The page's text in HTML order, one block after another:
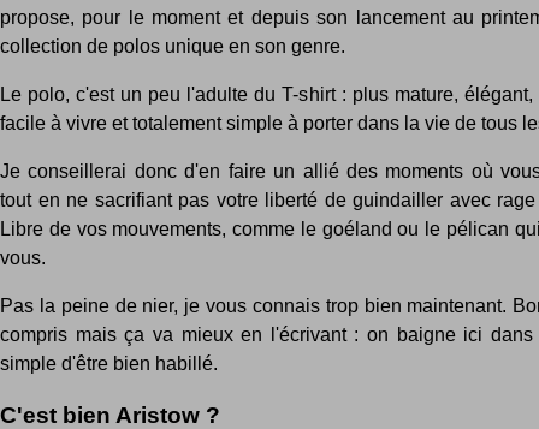
propose, pour le moment et depuis son lancement au
collection de polos unique en son genre.
Le polo, c'est un peu l'adulte du T-shirt : plus mature, élégant,
facile à vivre et totalement simple à porter dans la vie de tous
Je conseillerai donc d'en faire un allié des moments où
tout en ne sacrifiant pas votre liberté de guindailler avec
Libre de vos mouvements, comme le goéland ou le pélican
vous.
Pas la peine de nier, je vous connais trop bien maintenant.
compris mais ça va mieux en l'écrivant : on baigne ici dans
simple d'être bien habillé.
C'est bien Aristow ?